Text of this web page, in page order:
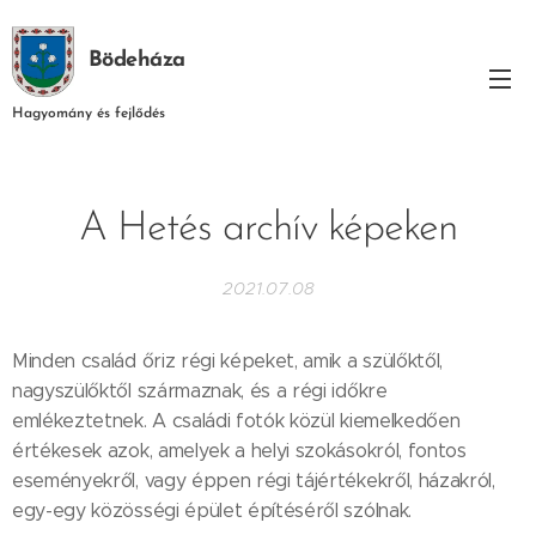
Bödeháza
Hagyomány és fejlődés
A Hetés archív képeken
2021.07.08
Minden család őriz régi képeket, amik a szülőktől,
nagyszülőktől származnak, és a régi időkre
emlékeztetnek. A családi fotók közül kiemelkedően
értékesek azok, amelyek a helyi szokásokról, fontos
eseményekről, vagy éppen régi tájértékekről, házakról,
egy-egy közösségi épület építéséről szólnak.